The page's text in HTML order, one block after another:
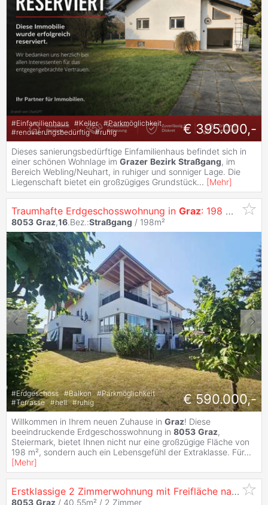
#Einfamilienhaus #Keller #Parkmöglichkeit
#renovierungsbedürftig #ruhig € 395.000,-
Dieses sanierungsbedürftige Einfamilienhaus befindet sich in
einer schönen Wohnlage im Grazer Bezirk Straßgang, im
Bereich Webling/Neuhart, in ruhiger und sonniger Lage. Die
Liegenschaft bietet ein großzügiges Grundstück... [Mehr]
Traumhafte Erdgeschosswohnung in Graz: 198 m² mit Terrasse Für 645.000 €!
8053 Graz,16.Bez.:Straßgang / 198m²
#Erdgeschoss #Balkon #Parkmöglichkeit
#Terrasse #hell #ruhig € 590.000,-
Willkommen in Ihrem neuen Zuhause in Graz! Diese
beeindruckende Erdgeschosswohnung in 8053 Graz,
Steiermark, bietet Ihnen nicht nur eine großzügige Fläche von
198 m², sondern auch ein Lebensgefühl der Extraklasse. Für...
[Mehr]
Erstklassige 2 Zimmerwohnung mit Freifläche nahe Center West und
8053 Graz / 40,55m² / 2 Zimmer